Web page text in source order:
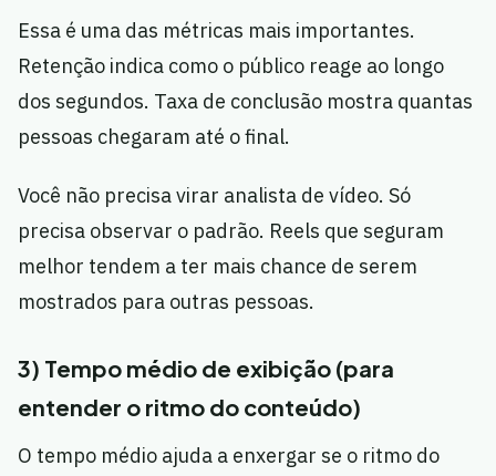
Essa é uma das métricas mais importantes.
Retenção indica como o público reage ao longo
dos segundos. Taxa de conclusão mostra quantas
pessoas chegaram até o final.
Você não precisa virar analista de vídeo. Só
precisa observar o padrão. Reels que seguram
melhor tendem a ter mais chance de serem
mostrados para outras pessoas.
3) Tempo médio de exibição (para
entender o ritmo do conteúdo)
O tempo médio ajuda a enxergar se o ritmo do